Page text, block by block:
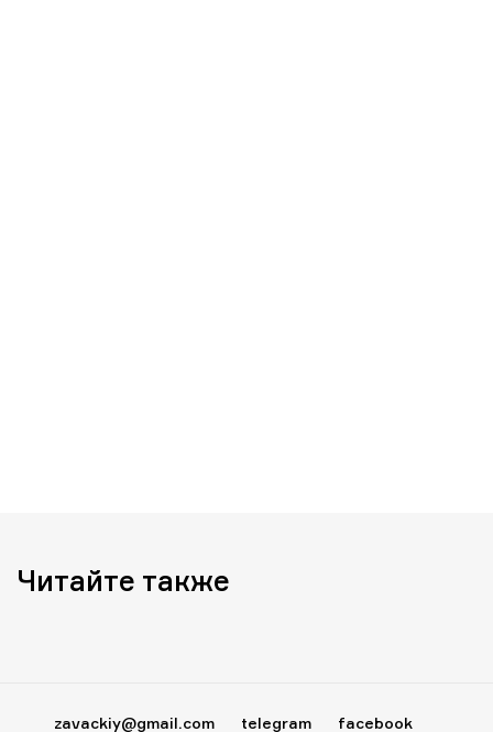
Читайте также
zavackiy@gmail.com telegram facebook